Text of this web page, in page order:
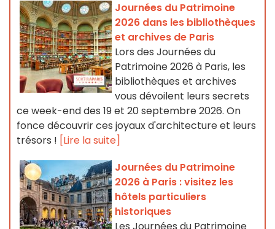
Journées du Patrimoine
2026 dans les bibliothèques
et archives de Paris
Lors des Journées du
Patrimoine 2026 à Paris, les
bibliothèques et archives
vous dévoilent leurs secrets
ce week-end des 19 et 20 septembre 2026. On
fonce découvrir ces joyaux d'architecture et leurs
trésors ! [Lire la suite]
Journées du Patrimoine
2026 à Paris : visitez les
hôtels particuliers
historiques